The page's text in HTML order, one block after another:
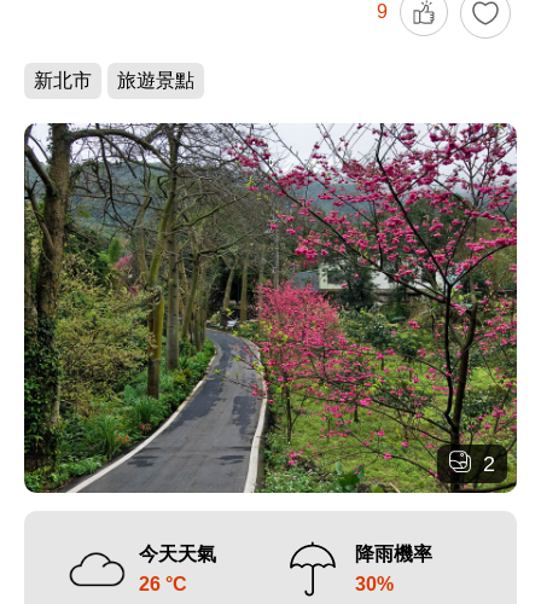
9
新北市 旅遊景點
2
今天天氣
26 °C
降雨機率
30%